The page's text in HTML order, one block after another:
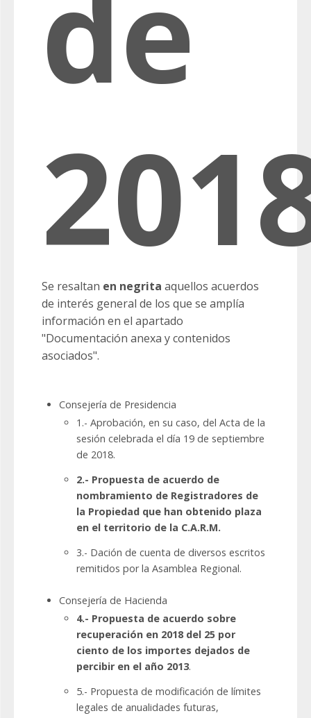
de
Se resaltan en negrita aquellos acuerdos
de interés general de los que se amplía
información en el apartado
"Documentación anexa y contenidos
asociados".
Consejería de Presidencia
1.- Aprobación, en su caso, del Acta de la
sesión celebrada el día 19 de septiembre
de 2018.
2.- Propuesta de acuerdo de
nombramiento de Registradores de
la Propiedad que han obtenido plaza
en el territorio de la C.A.R.M.
3.- Dación de cuenta de diversos escritos
remitidos por la Asamblea Regional.
Consejería de Hacienda
4.- Propuesta de acuerdo sobre
recuperación en 2018 del 25 por
ciento de los importes dejados de
percibir en el año 2013.
5.- Propuesta de modificación de límites
legales de anualidades futuras,